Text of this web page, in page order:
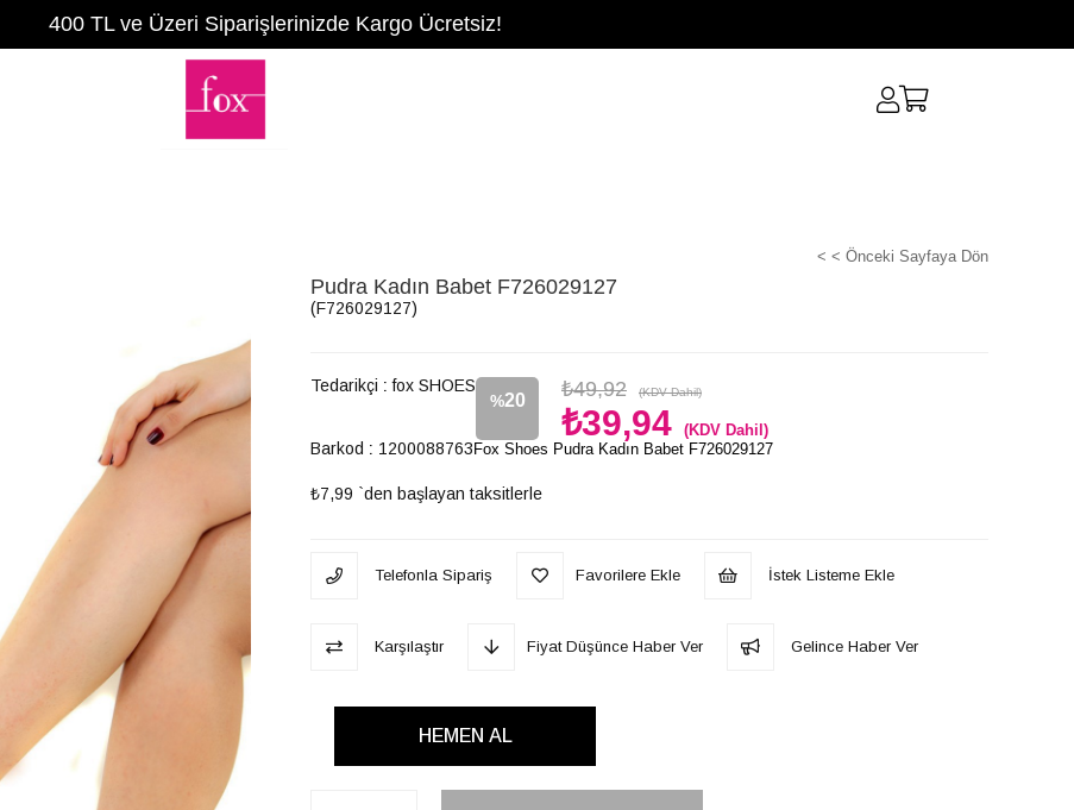
400 TL ve Üzeri Siparişlerinizde Kargo Ücretsiz!
< < Önceki Sayfaya Dön
Pudra Kadın Babet F726029127
(F726029127)
Tedarikçi : fox SHOES
%20
İndirim
₺49,92 (KDV Dahil)
₺39,94 (KDV Dahil)
Barkod : 1200088763
₺7,99 `den başlayan taksitlerle
Fox Shoes Pudra Kadın Babet F726029127
Telefonla Sipariş Favorilere Ekle İstek Listeme Ekle
Karşılaştır Fiyat Düşünce Haber Ver Gelince Haber Ver